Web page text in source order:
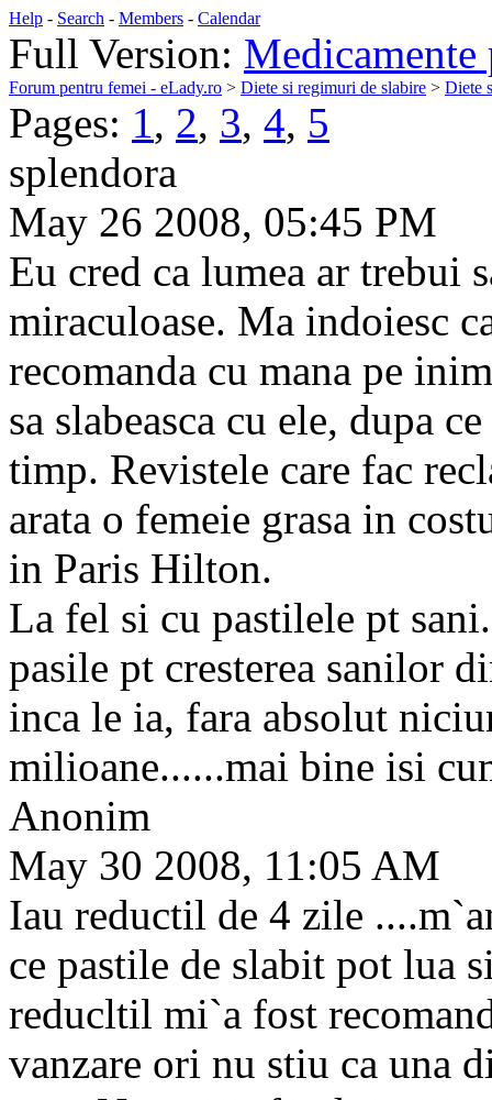
Help - Search - Members - Calendar
Full Version:
Forum pentru femei - eLady.ro > Diete si regimuri de slabire > Diete
Pages: 1, 2, 3, 4, 5
splendora
May 26 2008, 05:45 PM
Eu cred ca lumea ar trebui
miraculoase. Ma indoiesc
recomanda cu mana pe
sa slabeasca cu ele, dupa
timp. Revistele care fac
arata o femeie grasa in
in Paris Hilton.
La fel si cu pastilele pt
pasile pt cresterea sanilor
inca le ia, fara absolut
milioane......mai bine isi
Anonim
May 30 2008, 11:05 AM
Iau reductil de 4 zile
ce pastile de slabit pot lua
reducltil mi`a fost
vanzare ori nu stiu ca una